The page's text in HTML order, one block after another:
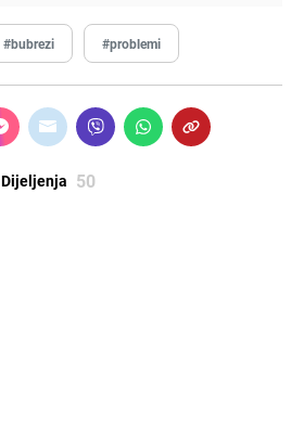
#bubrezi #problemi
Dijeljenja 50